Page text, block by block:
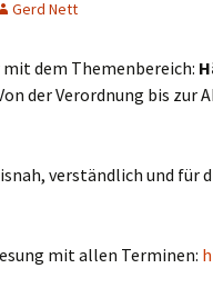
Gerd Nett
dem Themenbereich:
der Verordnung bis zur
verständlich und für
mit allen Terminen: